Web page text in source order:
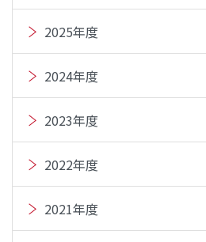
2025年度
2024年度
2023年度
2022年度
2021年度